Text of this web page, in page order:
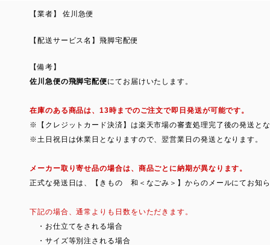
【業者】 佐川急便
【配送サービス名】飛脚宅配便
【備考】
佐川急便の飛脚宅配便にてお届けいたします。
在庫のある商品は、13時までのご注文で即日発送が可能です。
※【クレジットカード決済】は楽天市場の審査処理完了後の発送と
※土日祝日は休業日となりますので、翌営業日の発送となります。
メーカー取り寄せ品の場合は、商品ごとに納期が異なります。
正式な発送日は、【きもの 和＜なごみ＞】からのメールにてお知
下記の場合、通常よりも日数をいただきます。
・お仕立てをされる場合
・サイズ等別注される場合